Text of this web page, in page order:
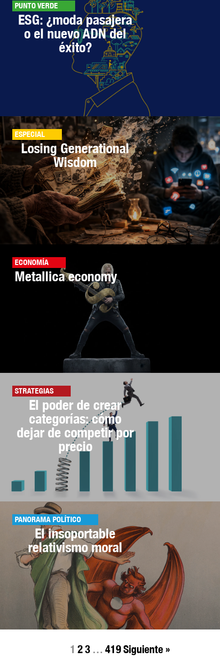
PUNTO VERDE
ESG: ¿moda pasajera
o el nuevo ADN del
éxito?
ESPECIAL
Losing Generational
Wisdom
ECONOMÍA
Metallica economy
STRATEGIAS
El poder de crear
categorías: cómo
dejar de competir por
precio
PANORAMA POLÍTICO
El insoportable
relativismo moral
1 23 … 419Siguiente »